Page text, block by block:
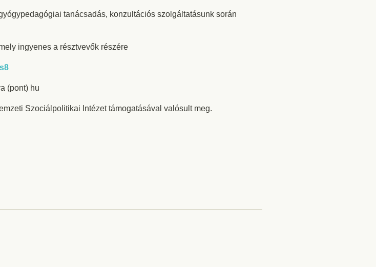
tanácsadás, konzultációs szolgáltatásunk során
ingyenes a résztvevők részére
(pont) hu
Szociálpolitikai Intézet támogatásával valósult meg.